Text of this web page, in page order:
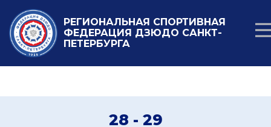
РЕГИОНАЛЬНАЯ СПОРТИВНАЯ
ФЕДЕРАЦИЯ ДЗЮДО САНКТ-
ПЕТЕРБУРГА
28 - 29